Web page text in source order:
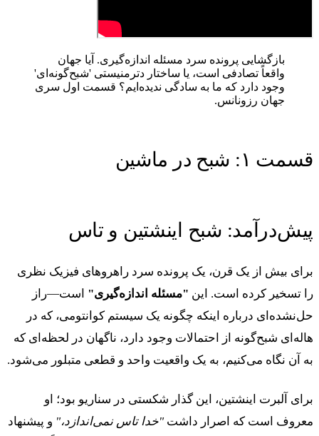
بازگشایی پرونده سرد مسئله اندازه‌گیری. آیا جهان
واقعاً تصادفی است، یا ساختار دترمنیستی 'شبح‌گونه‌ای'
وجود دارد که ما به سادگی ندیده‌ایم؟ قسمت اول سری
جهان رزونانس.
قسمت ۱: شبح در ماشین
پیش‌درآمد: شبح اینشتین و تاس
برای بیش از یک قرن، یک پرونده سرد راهروهای فیزیک نظری
را تسخیر کرده است. این "مسئله اندازه‌گیری"
است—راز
حل‌نشده‌ای درباره اینکه چگونه یک سیستم کوانتومی، که در
هاله‌ای شبح‌گونه از احتمالات وجود دارد، ناگهان در لحظه‌ای که
به آن نگاه می‌کنیم، به یک واقعیت واحد و قطعی متبلور می‌شود.
برای آلبرت اینشتین، این گذار شکستی در سناریو بود؛ او
معروف است که اصرار داشت "خدا تاس نمی‌اندازد،" و پیشنهاد